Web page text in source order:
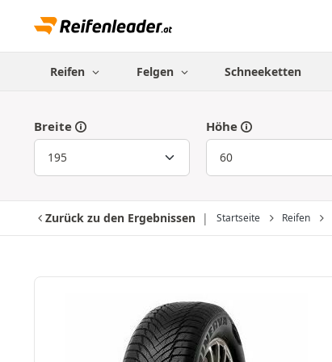
Reifen Felgen Schneeketten
Breite Höhe
Zurück zu den Ergebnissen Startseite Reifen